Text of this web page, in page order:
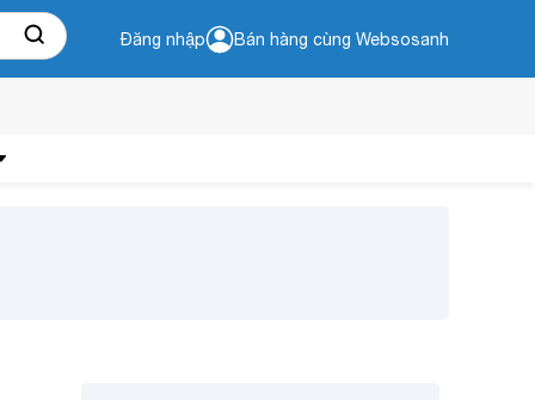
Đăng nhập Bán hàng cùng Websosanh